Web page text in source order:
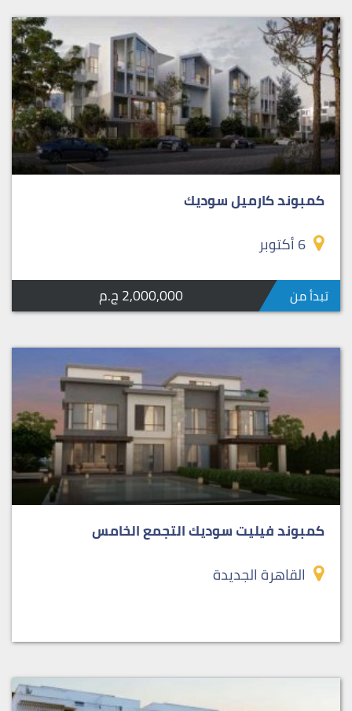
كمبوند كارميل سوديك
6 أكتوبر
تبدأ من 2,000,000 ج.م
كمبوند فيليت سوديك التجمع الخامس
القاهرة الجديدة